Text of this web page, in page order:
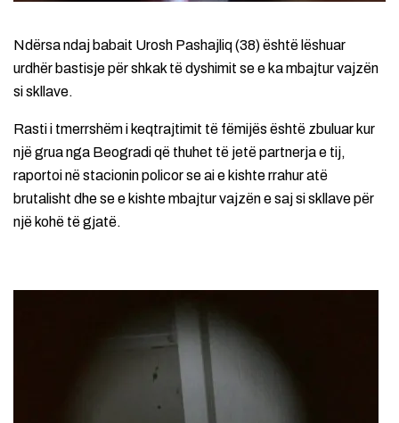
Ndërsa ndaj babait Urosh Pashajliq (38) është lëshuar
urdhër bastisje për shkak të dyshimit se e ka mbajtur vajzën
si skllave.
Rasti i tmerrshëm i keqtrajtimit të fëmijës është zbuluar kur
një grua nga Beogradi që thuhet të jetë partnerja e tij,
raportoi në stacionin policor se ai e kishte rrahur atë
brutalisht dhe se e kishte mbajtur vajzën e saj si skllave për
një kohë të gjatë.